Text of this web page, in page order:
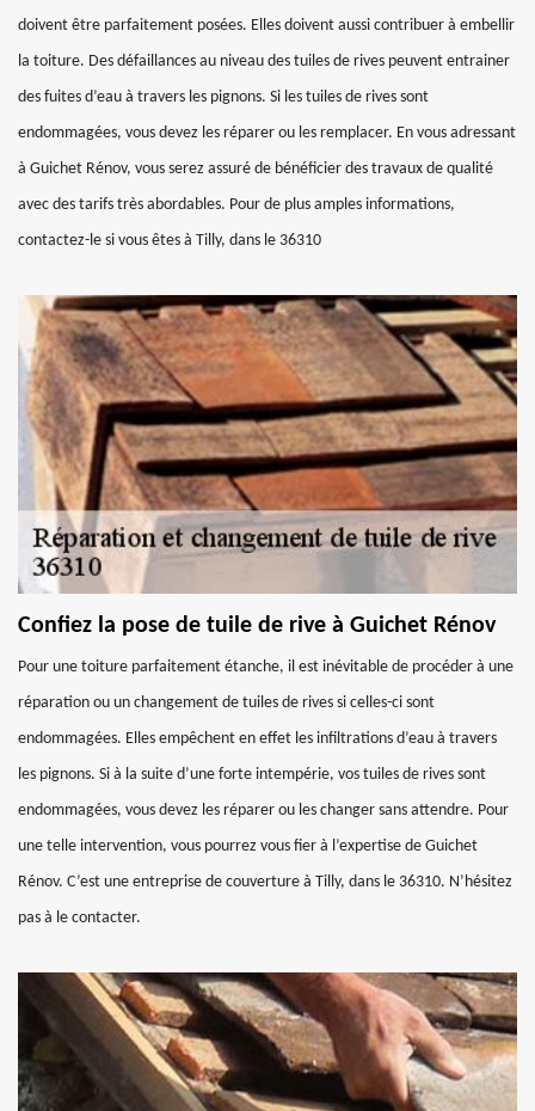
doivent être parfaitement posées. Elles doivent aussi contribuer à embellir
la toiture. Des défaillances au niveau des tuiles de rives peuvent entrainer
des fuites d’eau à travers les pignons. Si les tuiles de rives sont
endommagées, vous devez les réparer ou les remplacer. En vous adressant
à Guichet Rénov, vous serez assuré de bénéficier des travaux de qualité
avec des tarifs très abordables. Pour de plus amples informations,
contactez-le si vous êtes à Tilly, dans le 36310
Confiez la pose de tuile de rive à Guichet Rénov
Pour une toiture parfaitement étanche, il est inévitable de procéder à une
réparation ou un changement de tuiles de rives si celles-ci sont
endommagées. Elles empêchent en effet les infiltrations d’eau à travers
les pignons. Si à la suite d’une forte intempérie, vos tuiles de rives sont
endommagées, vous devez les réparer ou les changer sans attendre. Pour
une telle intervention, vous pourrez vous fier à l’expertise de Guichet
Rénov. C’est une entreprise de couverture à Tilly, dans le 36310. N’hésitez
pas à le contacter.